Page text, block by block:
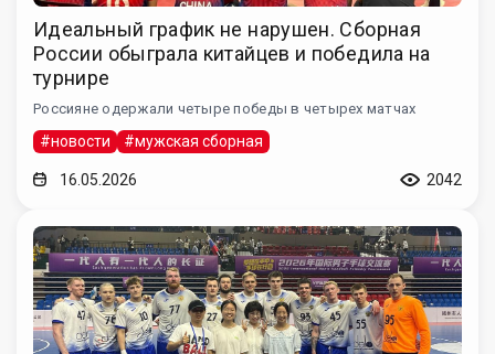
Идеальный график не нарушен. Сборная
России обыграла китайцев и победила на
турнире
Россияне одержали четыре победы в четырех матчах
#новости #мужская сборная
16.05.2026 2042